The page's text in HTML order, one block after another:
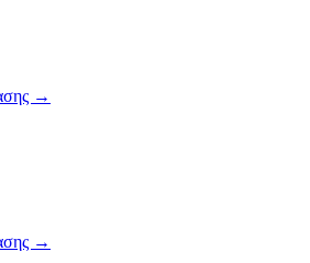
→
→